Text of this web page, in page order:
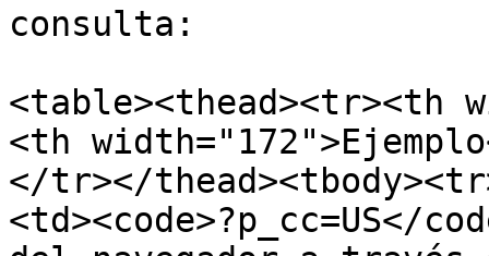
consulta:
<table><thead><tr><th
<th
</tr></
<td><code>?p_cc=US</